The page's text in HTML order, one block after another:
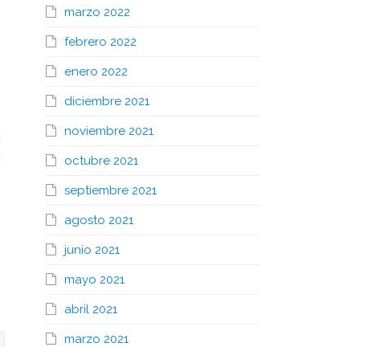
marzo 2022
febrero 2022
enero 2022
diciembre 2021
noviembre 2021
octubre 2021
septiembre 2021
agosto 2021
junio 2021
mayo 2021
abril 2021
marzo 2021